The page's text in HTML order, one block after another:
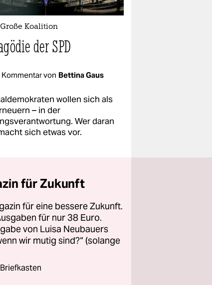
Koalition
der SPD
Kommentar von Bettina Gaus
wollen sich als
– in der
Wer daran
sich etwas vor.
für Zukunft
für eine bessere Zukunft.
für nur 38 Euro.
von Luisa Neubauers
wir mutig sind?“ (solange